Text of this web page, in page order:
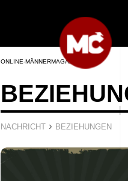
ONLINE-MÄNNERMAGAZIN
NACHRICHT › BEZIEHUNGEN